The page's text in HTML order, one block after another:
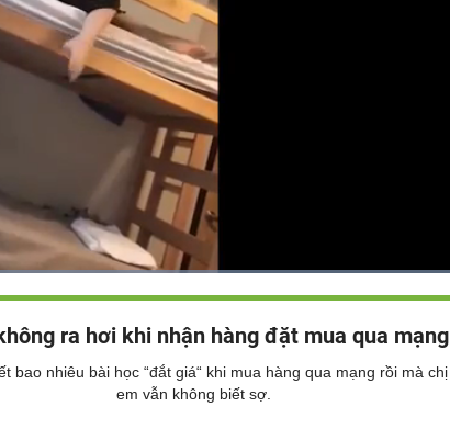
Đã
tải:
Bật
thanh
ra hơi khi nhận hàng đặt mua qua mạng
bao nhiêu bài học “đắt giá“ khi mua hàng qua mạng rồi mà chị
em vẫn không biết sợ.